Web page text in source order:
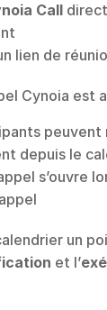
Call
lien de
Cynoia est
peuvent
depuis le
s’ouvre
un
et l’